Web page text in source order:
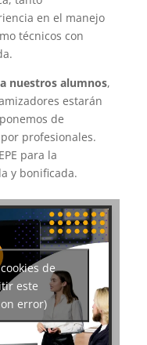
en el manejo
técnicos con
nuestros alumnos,
estarán
de
profesionales.
para la
y bonificada.
de
este
error)